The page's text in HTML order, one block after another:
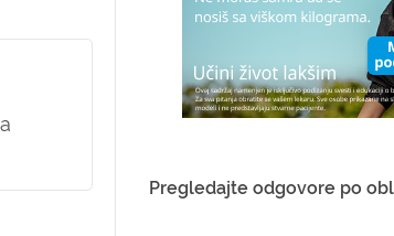
Pregledajte odgovore po